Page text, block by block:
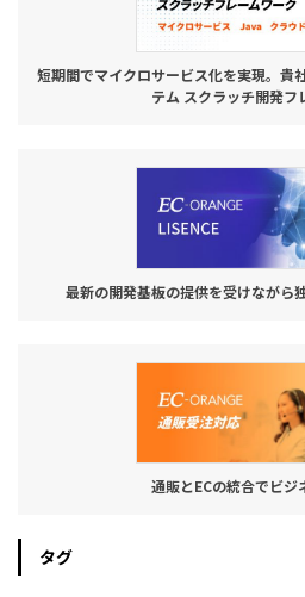
短期間でマイクロサービス化を実現。貴
テム スクラッチ開発フ
最新の開発基板の提供を受けながら
通販とECの統合でビジ
タグ